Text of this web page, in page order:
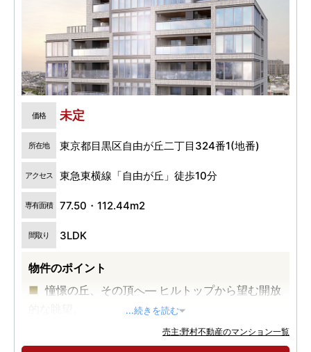
価格 未定
所在地 東京都目黒区自由が丘二丁目324番1(地番)
アクセス 東急東横線「自由が丘」徒歩10分
専有面積 77.50・112.44m2
間取り 3LDK
物件のポイント
憧憬の丘、その頂へ― ヒルトップから望む開放
「目黒区・自由が丘二丁目」の邸宅地に誕生す
...続きを読む
売主:野村不動産のマンション一覧